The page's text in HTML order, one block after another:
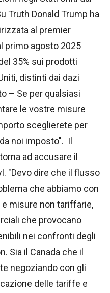
Truth Donald Trump ha
al premier
primo agosto 2025
35% sui prodotti
distinti dai dazi
– Se per qualsiasi
le vostre misure
sceglierete per
noi imposto". Il
ad accusare il
"Devo dire che il flusso
che abbiamo con
e misure non tariffarie,
che provocano
nei confronti degli
Sia il Canada che il
negoziando con gli
delle tariffe e